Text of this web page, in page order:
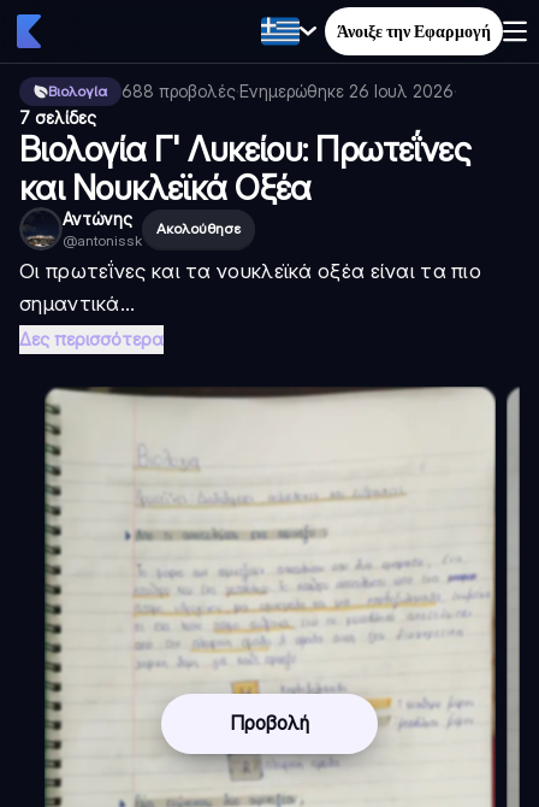
Άνοιξε την Εφαρμογή
Βιολογία 688 προβολές·Ενημερώθηκε 26 Ιουλ 2026·
7 σελίδες
Βιολογία Γ' Λυκείου: Πρωτεΐνες
και Νουκλεϊκά Οξέα
Αντώνης
@antonissk
Ακολούθησε
Οι πρωτεΐνες και τα νουκλεϊκά οξέα είναι τα πιο
σημαντικά...
Δες περισσότερα
Προβολή